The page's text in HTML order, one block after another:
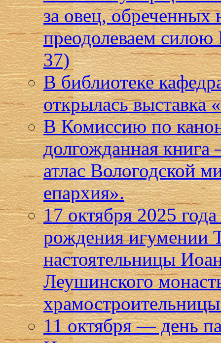
за овец, обреченных
преодолеваем
37)
В библиотеке
открылась
В Комиссию по
долгожданная
атлас Вологодской
епархия».
17 октября 2025
рождения игумении
настоятельницы
Леушинского
11 октября — день